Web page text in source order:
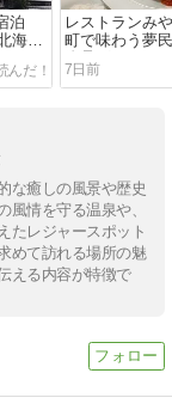
泊
海道
レストランみ
町で味わう夢
絶品グルメ
7日前
な癒しの風景や歴史
情を守る温泉や、
たレジャースポット
めて訪れる場所の魅
える内容が特徴で